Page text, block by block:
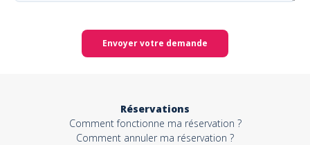
Envoyer votre demande
Réservations
Comment fonctionne ma réservation ?
Comment annuler ma réservation ?